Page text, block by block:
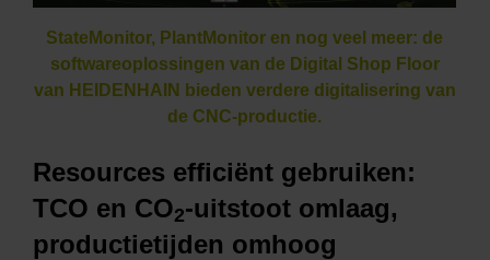
StateMonitor, PlantMonitor en nog veel meer: de
softwareoplossingen van de Digital Shop Floor
van HEIDENHAIN bieden verdere digitalisering van
de CNC-productie.
Resources efficiënt gebruiken:
TCO en CO2-uitstoot omlaag,
productietijden omhoog